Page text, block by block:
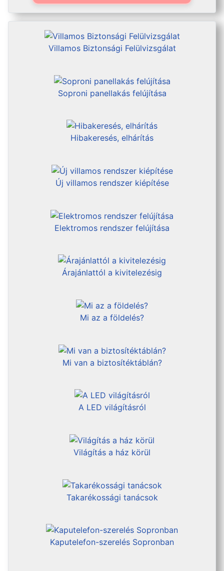
Villamos Biztonsági Felülvizsgálat
Soproni panellakás felújítása
Hibakeresés, elhárítás
Új villamos rendszer kiépítése
Elektromos rendszer felújítása
Árajánlattól a kivitelezésig
Mi az a földelés?
Mi van a biztosítéktáblán?
A LED világításról
Világítás a ház körül
Takarékossági tanácsok
Kaputelefon-szerelés Sopronban